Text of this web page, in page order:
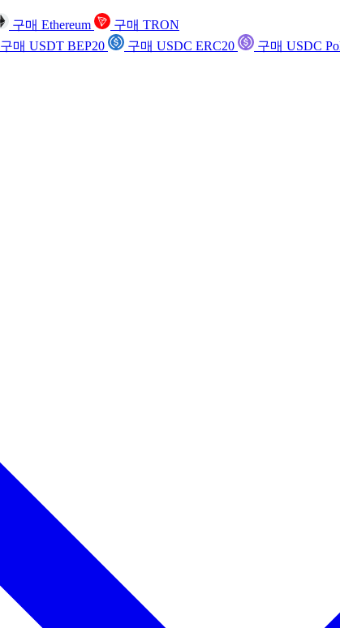
구매 Ethereum
구매 TRON
구매 USDT BEP20 구매 USDC ERC20
구매 USDC